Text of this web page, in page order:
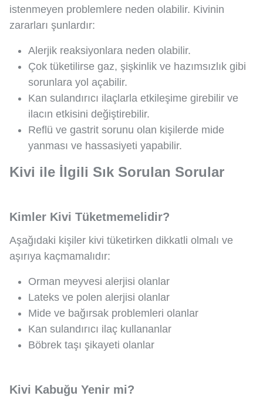
istenmeyen problemlere neden olabilir. Kivinin
zararları şunlardır:
Alerjik reaksiyonlara neden olabilir.
Çok tüketilirse gaz, şişkinlik ve hazımsızlık gibi
sorunlara yol açabilir.
Kan sulandırıcı ilaçlarla etkileşime girebilir ve
ilacın etkisini değiştirebilir.
Reflü ve gastrit sorunu olan kişilerde mide
yanması ve hassasiyeti yapabilir.
Kivi ile İlgili Sık Sorulan Sorular
Kimler Kivi Tüketmemelidir?
Aşağıdaki kişiler kivi tüketirken dikkatli olmalı ve
aşırıya kaçmamalıdır:
Orman meyvesi alerjisi olanlar
Lateks ve polen alerjisi olanlar
Mide ve bağırsak problemleri olanlar
Kan sulandırıcı ilaç kullananlar
Böbrek taşı şikayeti olanlar
Kivi Kabuğu Yenir mi?